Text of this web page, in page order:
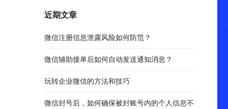
近期文章
微信注册信息泄露风险如何防范？
微信辅助接单后如何自动发送通知消息？
玩转企业微信的方法和技巧
微信封号后，如何确保被封账号内的个人信息不